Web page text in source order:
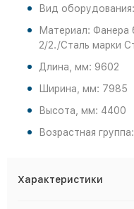
Вид
Материал: Фанера
2/2./Сталь марки
Длина, мм: 9602
Ширина, мм: 7985
Высота, мм: 4400
Возрастная
Характеристики